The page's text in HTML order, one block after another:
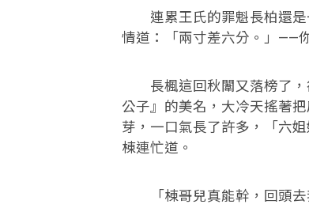
連累王氏的罪魁長柏還是
情道：「兩寸差六分。」——
長楓這回秋闈又落榜了，
公子』的美名，大冷天搖著
芽，一口氣長了許多，「六
棟連忙道。
「棟哥兒真能幹，回頭去